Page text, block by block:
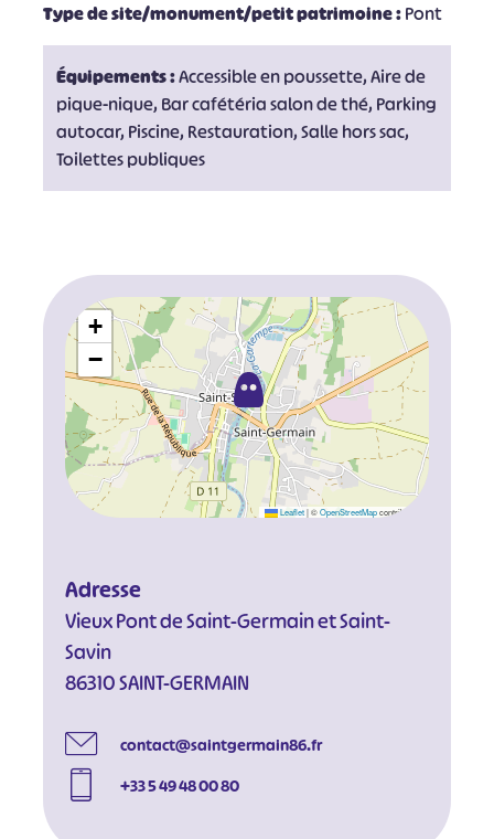
Type de site/monument/petit patrimoine :Pont
Équipements :Accessible en poussette, Aire de
pique-nique, Bar cafétéria salon de thé, Parking
autocar, Piscine, Restauration, Salle hors sac,
Toilettes publiques
+
−
Leaflet |©OpenStreetMapcontributors
Adresse
Vieux Pont de Saint-Germain et Saint-
Savin
86310 SAINT-GERMAIN
contact@saintgermain86.fr
+33 5 49 48 00 80